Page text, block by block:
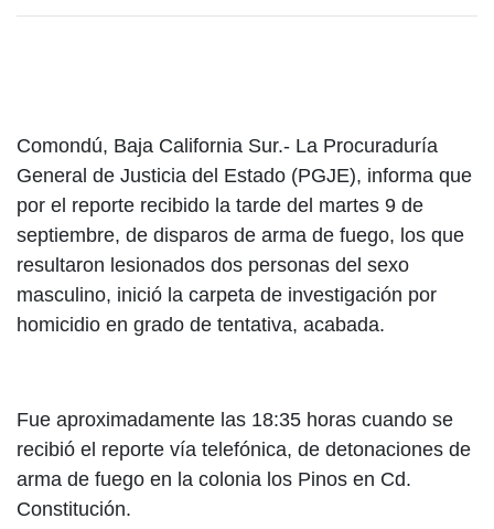
Comondú, Baja California Sur.- La Procuraduría
General de Justicia del Estado (PGJE), informa que
por el reporte recibido la tarde del martes 9 de
septiembre, de disparos de arma de fuego, los que
resultaron lesionados dos personas del sexo
masculino, inició la carpeta de investigación por
homicidio en grado de tentativa, acabada.
Fue aproximadamente las 18:35 horas cuando se
recibió el reporte vía telefónica, de detonaciones de
arma de fuego en la colonia los Pinos en Cd.
Constitución.